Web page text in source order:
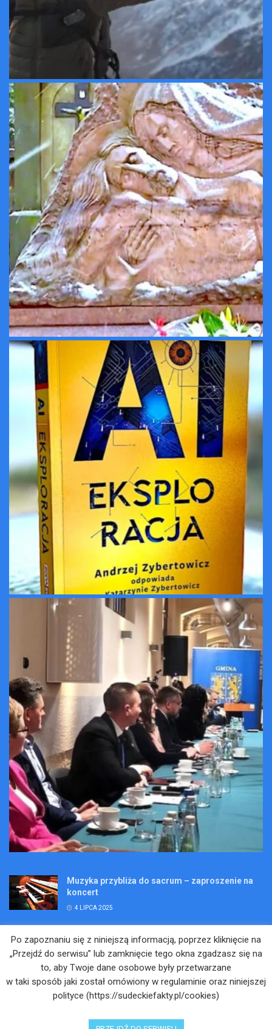
Muzyka przybliża do sacrum – zaproszenie na
koncert
4 LIPCA 2025
Kopalniane Ekspedycje
Adam Maciejczyk: „Chcemy przełamywać
bariery. Nie tylko bólu…”
Po zapoznaniu się z niniejszą informacją, poprzez kliknięcie na
„Przejdź do serwisu” lub zamknięcie tego okna zgadzasz się na
to, aby Twoje dane osobowe były przetwarzane
w taki sposób jaki został omówiony w regulaminie oraz niniejszej
polityce (https://sudeckiefakty.pl/cookies)